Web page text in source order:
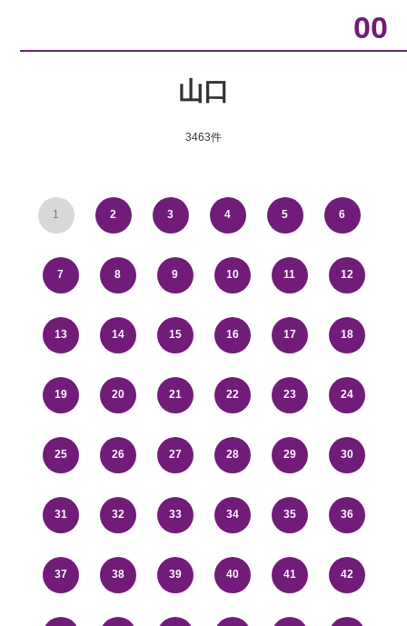
00
山口
3463件
1 2 3 4 5 6
7 8 9 10 11 12
13 14 15 16 17 18
19 20 21 22 23 24
25 26 27 28 29 30
31 32 33 34 35 36
37 38 39 40 41 42